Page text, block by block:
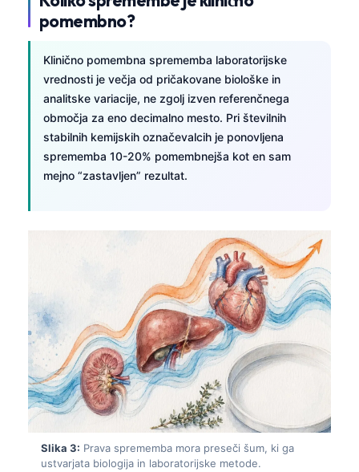
pomembno?
Klinično pomembna sprememba laboratorijske
vrednosti je večja od pričakovane biološke in
analitske variacije, ne zgolj izven referenčnega
območja za eno decimalno mesto. Pri številnih
stabilnih kemijskih označevalcih je ponovljena
sprememba 10-20% pomembnejša kot en sam
mejno “zastavljen” rezultat.
Slika 3: Prava sprememba mora preseči šum, ki ga
ustvarjata biologija in laboratorijske metode.